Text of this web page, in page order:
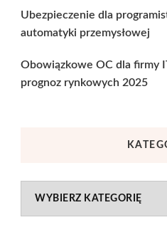
Ubezpieczenie dla
automatyki przemysłowej
Obowiązkowe OC dla firmy
prognoz rynkowych 2025
Kategorie